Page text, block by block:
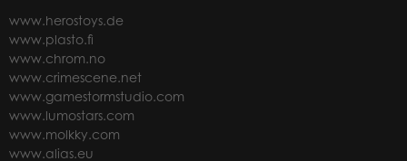
www.herostoys.de
www.plasto.fi
www.chrom.no
www.crimescene.net
www.gamestormstudio.com
www.lumostars.com
www.molkky.com
www.alias.eu